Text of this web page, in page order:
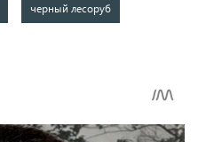
черный лесоруб